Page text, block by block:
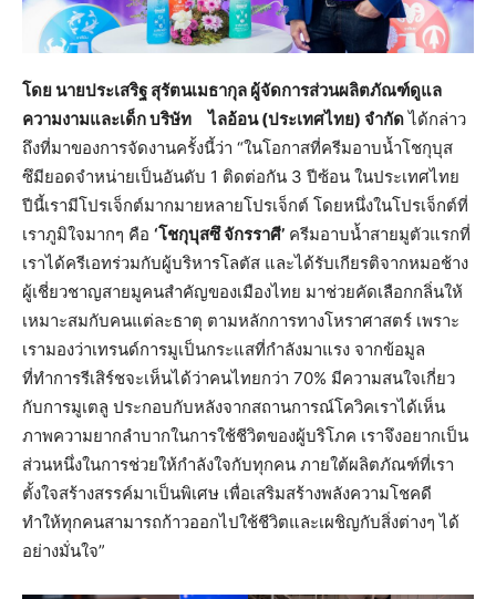
โดย นายประเสริฐ สุรัตนเมธากุล ผู้จัดการส่วนผลิตภัณฑ์ดูแล
ความงามและเด็ก บริษัท ไลอ้อน (ประเทศไทย) จำกัดได้กล่าว
ถึงที่มาของการจัดงานครั้งนี้ว่า “ในโอกาสที่ครีมอาบน้ำโชกุบุส
ซึมียอดจำหน่ายเป็นอันดับ 1 ติดต่อกัน 3 ปีซ้อน ในประเทศไทย
ปีนี้เรามีโปรเจ็กต์มากมายหลายโปรเจ็กต์ โดยหนึ่งในโปรเจ็กต์ที่
เราภูมิใจมากๆ คือ ‘โชกุบุสซึ จักรราศี’ ครีมอาบน้ำสายมูตัวแรกที่
เราได้ครีเอทร่วมกับผู้บริหารโลตัส และได้รับเกียรติจากหมอช้าง
ผู้เชี่ยวชาญสายมูคนสำคัญของเมืองไทย มาช่วยคัดเลือกกลิ่นให้
เหมาะสมกับคนแต่ละธาตุ ตามหลักการทางโหราศาสตร์ เพราะ
เรามองว่าเทรนด์การมูเป็นกระแสที่กำลังมาแรง จากข้อมูล
ที่ทำการรีเสิร์ชจะเห็นได้ว่าคนไทยกว่า 70% มีความสนใจเกี่ยว
กับการมูเตลู ประกอบกับหลังจากสถานการณ์โควิคเราได้เห็น
ภาพความยากลำบากในการใช้ชีวิตของผู้บริโภค เราจึงอยากเป็น
ส่วนหนึ่งในการช่วยให้กำลังใจกับทุกคน ภายใต้ผลิตภัณฑ์ที่เรา
ตั้งใจสร้างสรรค์มาเป็นพิเศษ เพื่อเสริมสร้างพลังความโชคดี
ทำให้ทุกคนสามารถก้าวออกไปใช้ชีวิตและเผชิญกับสิ่งต่างๆ ได้
อย่างมั่นใจ”